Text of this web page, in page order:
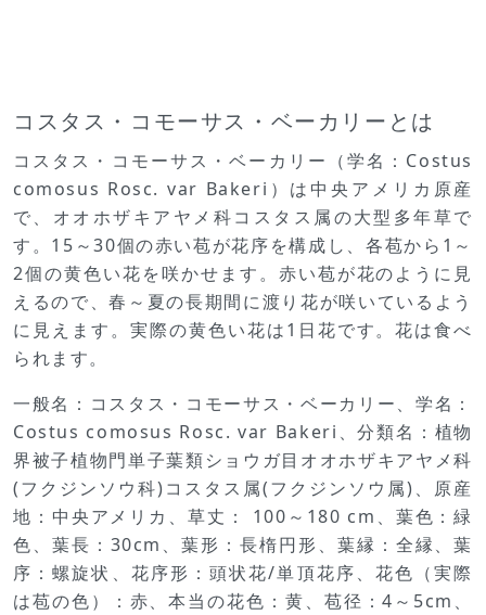
コスタス・コモーサス・ベーカリーとは
コスタス・コモーサス・ベーカリー（学名：Costus
comosus Rosc. var Bakeri）は中央アメリカ原産
で、オオホザキアヤメ科コスタス属の大型多年草で
す。15～30個の赤い苞が花序を構成し、各苞から1～
2個の黄色い花を咲かせます。赤い苞が花のように見
えるので、春～夏の長期間に渡り花が咲いているよう
に見えます。実際の黄色い花は1日花です。花は食べ
られます。
一般名：コスタス・コモーサス・ベーカリー、学名：
Costus comosus Rosc. var Bakeri、分類名：植物
界被子植物門単子葉類ショウガ目オオホザキアヤメ科
(フクジンソウ科)コスタス属(フクジンソウ属)、原産
地：中央アメリカ、草丈： 100～180 cm、葉色：緑
色、葉長：30cm、葉形：長楕円形、葉縁：全縁、葉
序：螺旋状、花序形：頭状花/単頂花序、花色（実際
は苞の色）：赤、本当の花色：黄、苞径：4～5cm、